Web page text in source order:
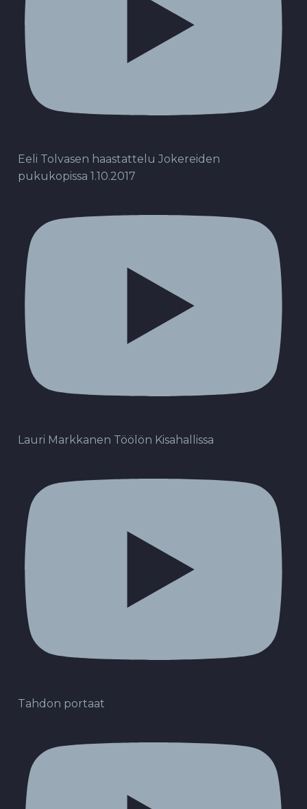
Eeli Tolvasen haastattelu Jokereiden
pukukopissa 1.10.2017
Lauri Markkanen Töölön Kisahallissa
Tahdon portaat